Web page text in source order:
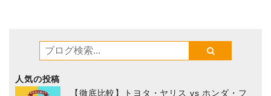
人気の投稿
【徹底比較】トヨタ・ヤリス vs ホンダ・フ